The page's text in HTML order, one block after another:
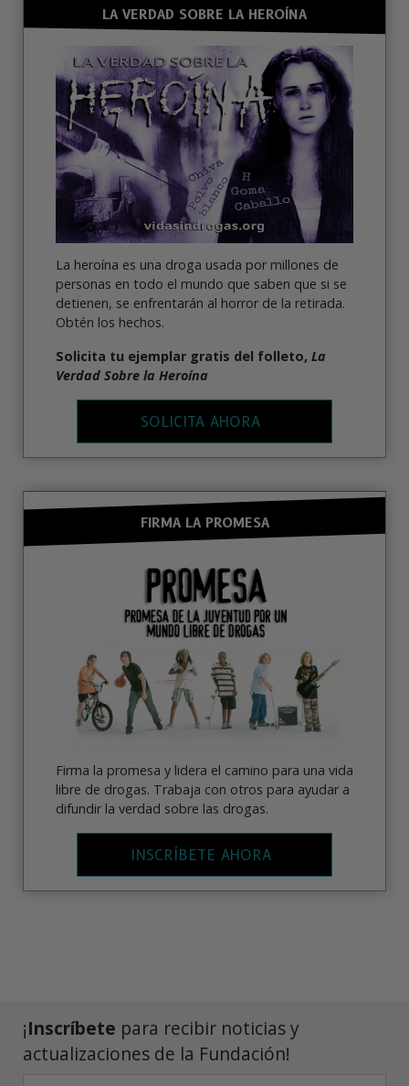
LA VERDAD SOBRE LA HEROÍNA
La heroína es una droga usada por millones de
personas en todo el mundo que saben que si se
detienen, se enfrentarán al horror de la retirada.
Obtén los hechos.
Solicita tu ejemplar gratis del folleto, La
Verdad Sobre la Heroína
SOLICITA AHORA
FIRMA LA PROMESA
Firma la promesa y lidera el camino para una vida
libre de drogas. Trabaja con otros para ayudar a
difundir la verdad sobre las drogas.
INSCRÍBETE AHORA
¡Inscríbete para recibir noticias y
actualizaciones de la Fundación!